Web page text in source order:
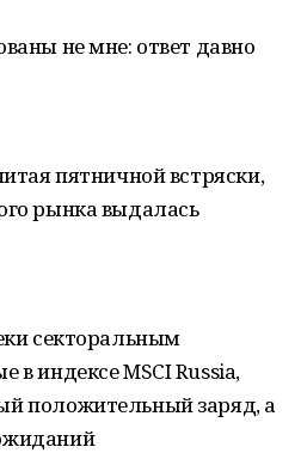
не мне: ответ давно
пятничной встряски,
рынка выдалась
секторальным
в индексе MSCI Russia,
положительный заряд, а